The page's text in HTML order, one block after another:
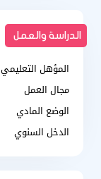
الدراسة والعمل
المؤهل التعليمي
مجال العمل
الوضع المادي
الدخل السنوي